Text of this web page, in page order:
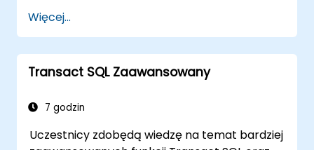
API, punkty końcowe itp.).
Odświeżyć podstawy Python i SQL.
Wykonywać techniki wstępnego
przetwarzania danych w Python.
analizy danych.
i wykresy w Tableau.
Więcej...
Transact SQL Zaawansowany
7 godzin
Uczestnicy zdobędą wiedzę na temat bardziej